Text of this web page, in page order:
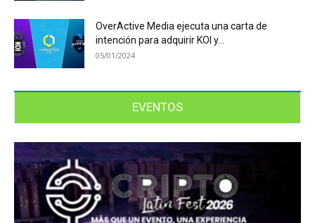
OverActive Media ejecuta una carta de
intención para adquirir KOI y...
05/01/2024
EVENTOS